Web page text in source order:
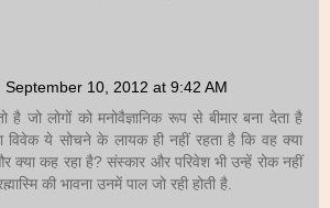
September 10, 2012 at 9:42 AM
है जो लोगों को मनोवैज्ञानिक रूप से बीमार बना देता है
ये सोचने के लायक ही नहीं रहता है कि वह क्या
क्या कह रहा है? संस्कार और परिवेश भी उन्हें रोक नहीं
की भावना उनमें पाल जो रही होती है.